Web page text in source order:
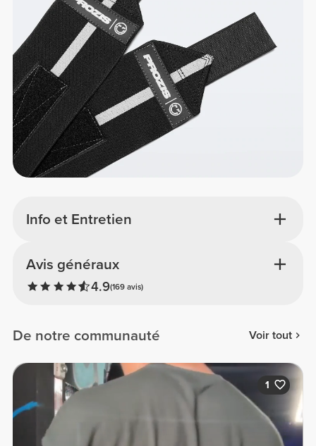
Info et Entretien
Avis généraux
4.9(169 avis)
De notre communauté Voir tout
1